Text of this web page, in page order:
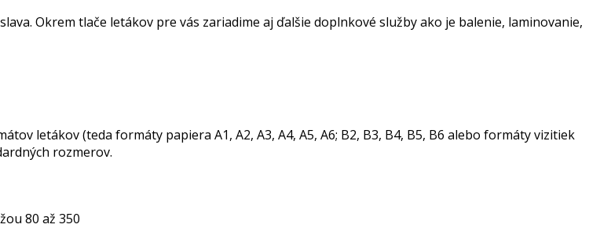
Okrem tlače letákov pre vás zariadime aj ďalšie doplnkové služby ako je balenie, laminovanie,
letákov (teda formáty papiera A1, A2, A3, A4, A5, A6; B2, B3, B4, B5, B6 alebo formáty vizitiek
rozmerov.
80 až 350